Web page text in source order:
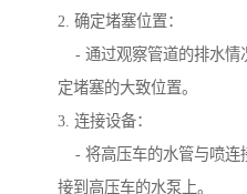
2. 确定堵塞位置：
- 通过观察管道的排水情
定堵塞的大致位置。
3. 连接设备：
- 将高压车的水管与喷连
接到高压车的水泵上。